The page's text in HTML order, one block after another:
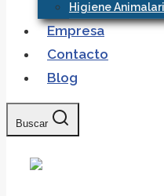
Higiene
Empresa
Contacto
Blog
Buscar